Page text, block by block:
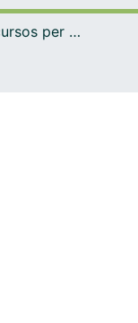
tot el DDCentre de Recursos per a l'Aprenentatge i la Investigació (CRAI-UB) - Institucional